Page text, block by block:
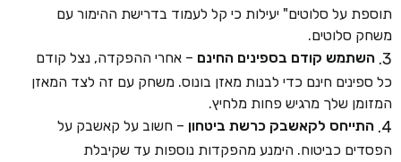
תוספת על סלוטים" יעילות כי קל לעמוד בדרישת ההימור עם
משחק סלוטים.
השתמש קודם בספינים החינם – אחרי ההפקדה, נצל קודם
כל ספינים חינם כדי לבנות מאזן בונוס. משחק עם זה לצד המאזן
המזומן שלך מרגיש פחות מלחיץ.
התייחס לקאשבק כרשת ביטחון – חשוב על קאשבק על
הפסדים כביטוח. הימנע מהפקדות נוספות עד שקיבלת